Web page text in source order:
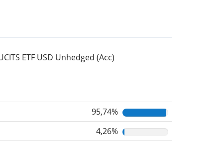
ETF USD Unhedged (Acc)
95,74%
4,26%